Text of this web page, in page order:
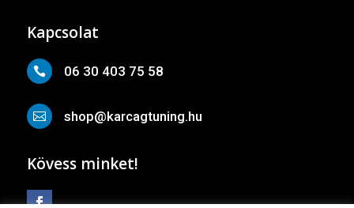
Kapcsolat
 06 30 403 75 58
 shop@karcagtuning.hu
Kövess minket!